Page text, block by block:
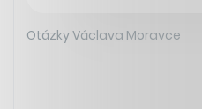
Otázky Václava Moravce